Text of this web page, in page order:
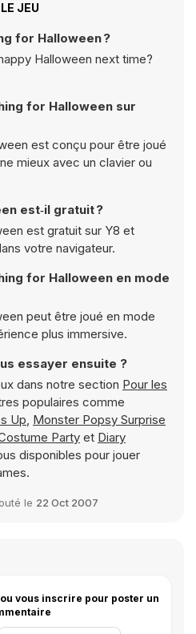
JEU
for Halloween ?
Halloween next time?
for Halloween sur
est conçu pour être joué
mieux avec un clavier ou
est‑il gratuit ?
est gratuit sur Y8 et
votre navigateur.
for Halloween en mode
peut être joué en mode
plus immersive.
essayer ensuite ?
dans notre section Pour les
populaires comme
Up, Monster Popsy Surprise
Party et Diary
disponibles pour jouer
le 22 Oct 2007
vous inscrire pour poster un